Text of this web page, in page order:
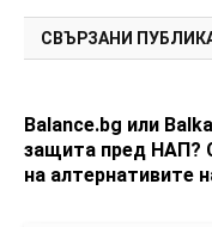
СВЪРЗАНИ
Balance.bg или
защита пред НАП?
на алтернативите